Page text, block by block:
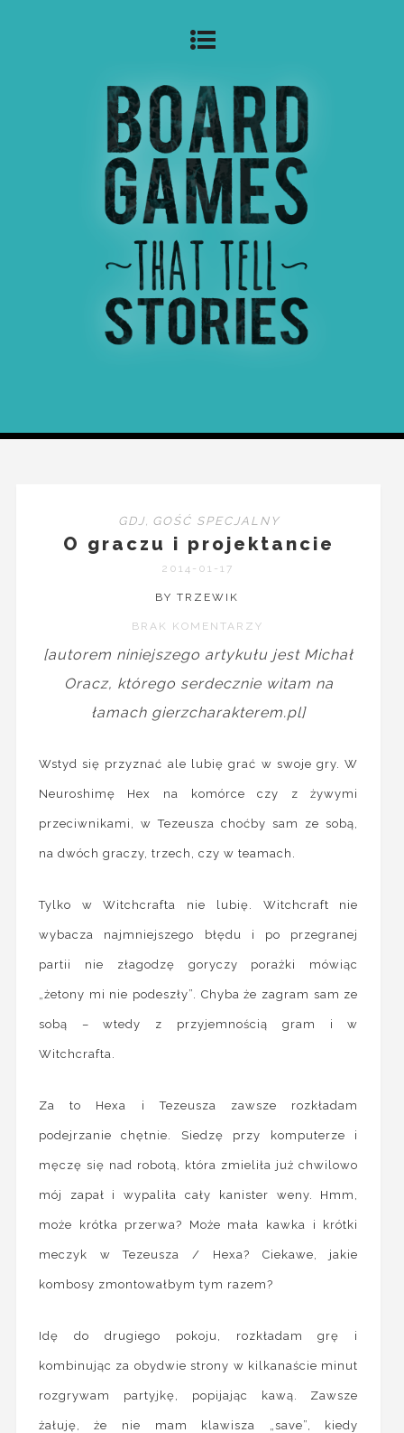
GDJ, GOŚĆ SPECJALNY
O graczu i projektancie
2014-01-17
BY TRZEWIK
BRAK KOMENTARZY
[autorem niniejszego artykułu jest Michał
Oracz, którego serdecznie witam na
łamach gierzcharakterem.pl]
Wstyd się przyznać ale lubię grać w swoje gry. W
Neuroshimę Hex na komórce czy z żywymi
przeciwnikami, w Tezeusza choćby sam ze sobą,
na dwóch graczy, trzech, czy w teamach.
Tylko w Witchcrafta nie lubię. Witchcraft nie
wybacza najmniejszego błędu i po przegranej
partii nie złagodzę goryczy porażki mówiąc
„żetony mi nie podeszły”. Chyba że zagram sam ze
sobą – wtedy z przyjemnością gram i w
Witchcrafta.
Za to Hexa i Tezeusza zawsze rozkładam
podejrzanie chętnie. Siedzę przy komputerze i
męczę się nad robotą, która zmieliła już chwilowo
mój zapał i wypaliła cały kanister weny. Hmm,
może krótka przerwa? Może mała kawka i krótki
meczyk w Tezeusza / Hexa? Ciekawe, jakie
kombosy zmontowałbym tym razem?
Idę do drugiego pokoju, rozkładam grę i
kombinując za obydwie strony w kilkanaście minut
rozgrywam partyjkę, popijając kawą. Zawsze
żałuję, że nie mam klawisza „save”, kiedy